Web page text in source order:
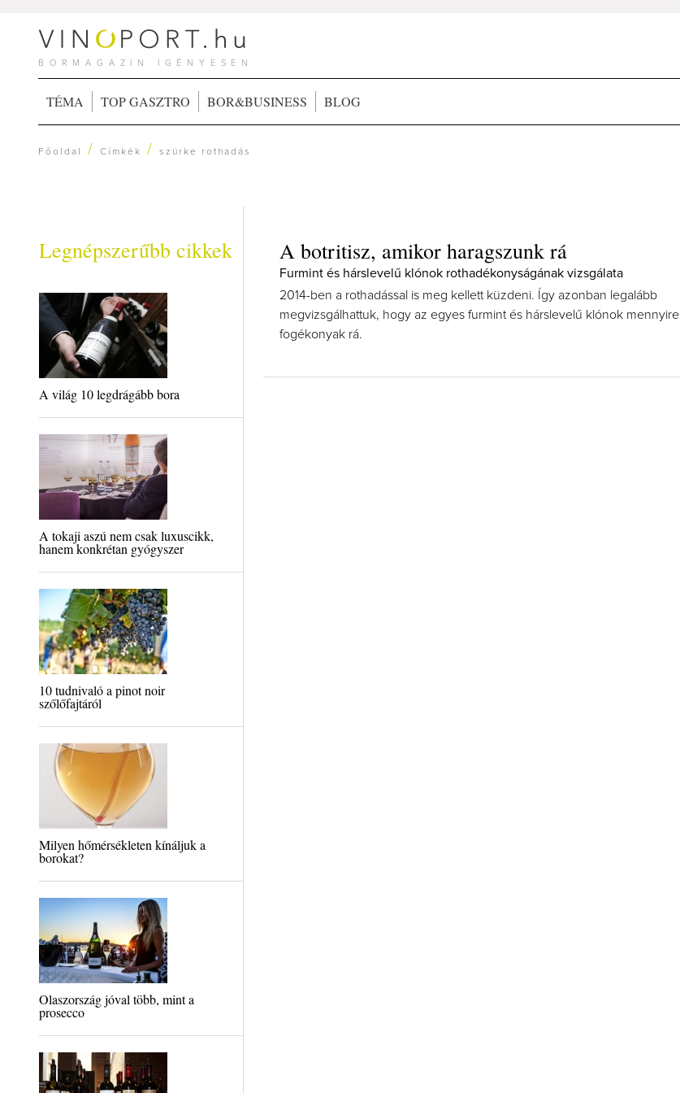
BORMAGAZIN IGÉNYESEN
TÉMA TOP GASZTRO BOR&BUSINESS BLOG
Főoldal /Címkék /szürke rothadás
Legnépszerűbb cikkek
A világ 10 legdrágább bora
A tokaji aszú nem csak luxuscikk,
hanem konkrétan gyógyszer
10 tudnivaló a pinot noir
szőlőfajtáról
Milyen hőmérsékleten kínáljuk a
borokat?
Olaszország jóval több, mint a
prosecco
A botritisz, amikor haragszunk rá
Furmint és hárslevelű klónok rothadékonyságának vizsgálata
2014-ben a rothadással is meg kellett küzdeni. Így azonban legalább
megvizsgálhattuk, hogy az egyes furmint és hárslevelű klónok mennyire
fogékonyak rá.